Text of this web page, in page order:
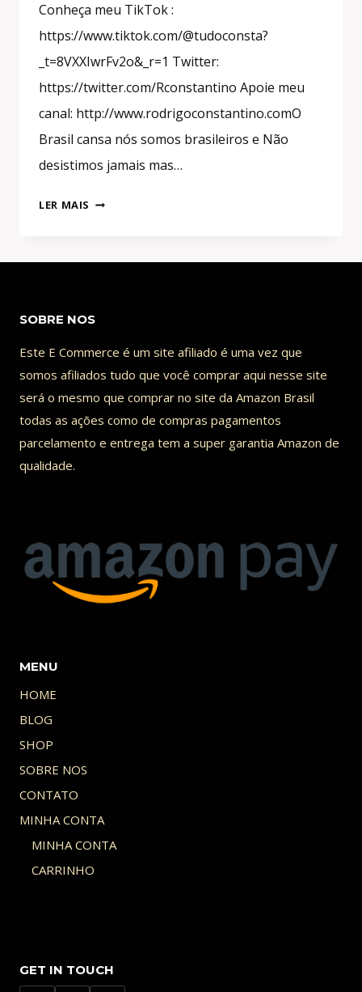
Conheça meu TikTok :
https://www.tiktok.com/@tudoconsta?
_t=8VXXIwrFv2o&_r=1 Twitter:
https://twitter.com/Rconstantino Apoie meu
canal: http://www.rodrigoconstantino.comO
Brasil cansa nós somos brasileiros e Não
desistimos jamais mas…
LER MAIS #SHORTS
DA
SOBRE NOS
Este E Commerce é um site afiliado é uma vez que
somos afiliados tudo que você comprar aqui nesse site
será o mesmo que comprar no site da Amazon Brasil
todas as ações como de compras pagamentos
parcelamento e entrega tem a super garantia Amazon de
qualidade.
MENU
HOME
BLOG
SHOP
SOBRE NOS
CONTATO
MINHA CONTA
MINHA CONTA
CARRINHO
GET IN TOUCH